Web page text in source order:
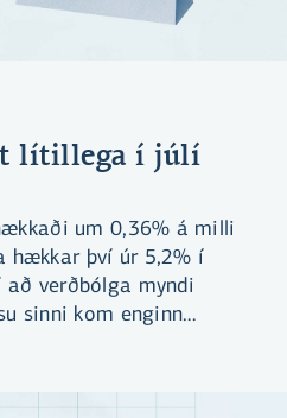
lítillega í júlí
um 0,36% á milli
hækkar því úr 5,2% í
að verðbólga myndi
sinni kom enginn